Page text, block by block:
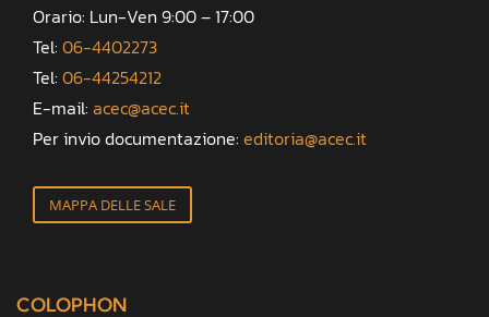
Orario: Lun-Ven 9:00 – 17:00
Tel: 06-4402273
Tel: 06-44254212
E-mail: acec@acec.it
Per invio documentazione: editoria@acec.it
MAPPA DELLE SALE
COLOPHON